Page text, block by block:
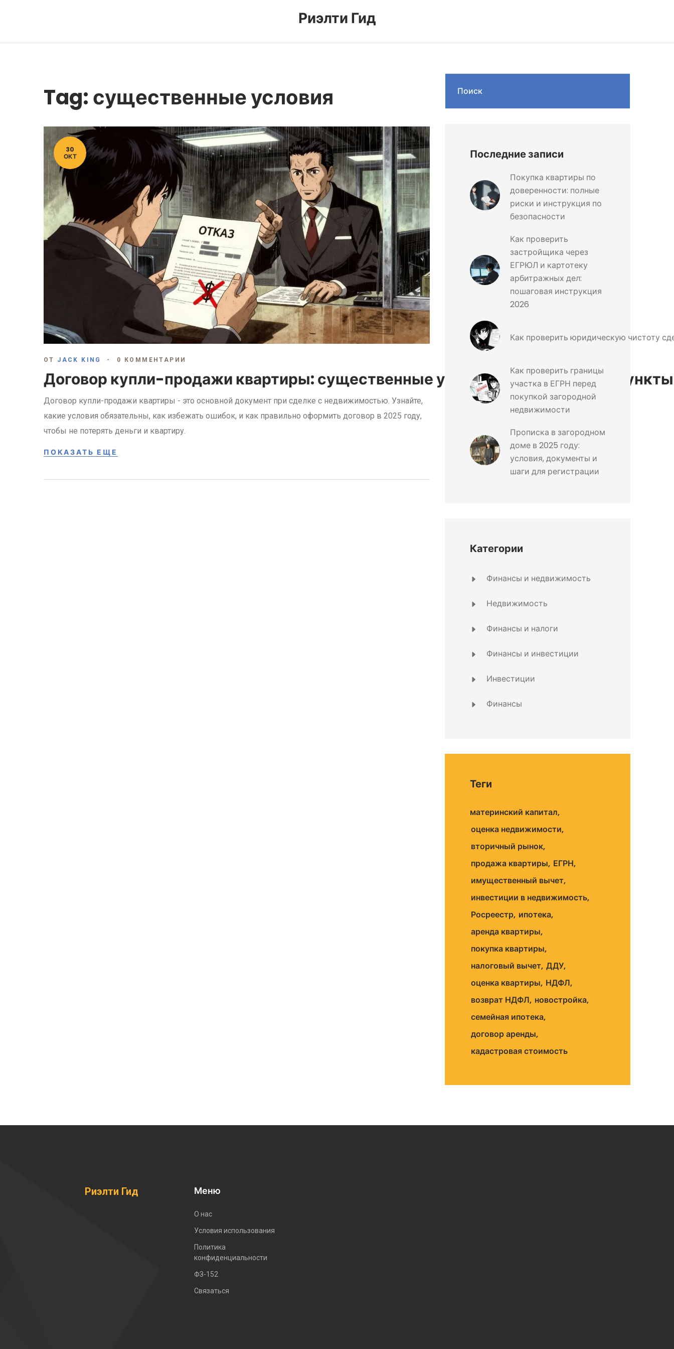
Риэлти Гид
Tag: существенные условия
30
ОКТ
ОТ JACK KING 0 КОММЕНТАРИИ
Договор купли-продажи квартиры: существенные условия, обязательные пункты
Договор купли-продажи квартиры - это основной документ при сделке с недвижимостью. Узнайте,
какие условия обязательны, как избежать ошибок, и как правильно оформить договор в 2025 году,
чтобы не потерять деньги и квартиру.
ПОКАЗАТЬ ЕЩЕ
Поиск
Последние записи
Покупка квартиры по
доверенности: полные
риски и инструкция по
безопасности
Как проверить
застройщика через
ЕГРЮЛ и картотеку
арбитражных дел:
пошаговая инструкция
2026
Как проверить юридическую чистоту
Как проверить границы
участка в ЕГРН перед
покупкой загородной
недвижимости
Прописка в загородном
доме в 2025 году:
условия, документы и
шаги для регистрации
Категории
Финансы и недвижимость
Недвижимость
Финансы и налоги
Финансы и инвестиции
Инвестиции
Финансы
Теги
материнский капитал
оценка недвижимости
вторичный рынок
продажа квартиры ЕГРН
имущественный вычет
инвестиции в недвижимость
Росреестр ипотека
аренда квартиры
покупка квартиры
налоговый вычет ДДУ
оценка квартиры НДФЛ
возврат НДФЛ новостройка
семейная ипотека
договор аренды
кадастровая стоимость
Риэлти Гид Меню
О нас
Условия использования
Политика
конфиденциальности
ФЗ-152
Связаться